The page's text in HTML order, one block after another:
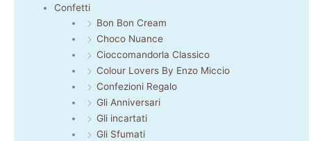
Confetti
Bon Bon Cream
Choco Nuance
Cioccomandorla Classico
Colour Lovers By Enzo Miccio
Confezioni Regalo
Gli Anniversari
Gli incartati
Gli Sfumati